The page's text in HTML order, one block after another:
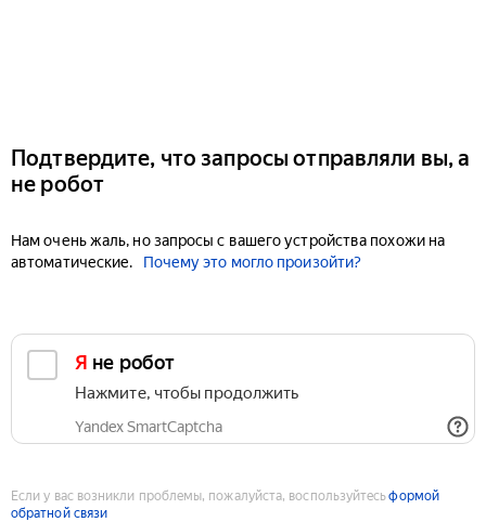
Подтвердите, что запросы отправляли вы, а
не робот
Нам очень жаль, но запросы с вашего устройства похожи на
автоматические.
Почему это могло произойти?
Я не робот
Нажмите, чтобы продолжить
Yandex SmartCaptcha
Если у вас возникли проблемы, пожалуйста, воспользуйтесьформой
обратной связи